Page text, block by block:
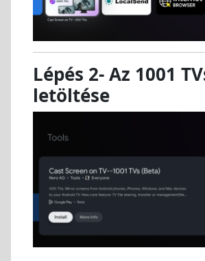
Lépés 2- Az 1001
letöltése